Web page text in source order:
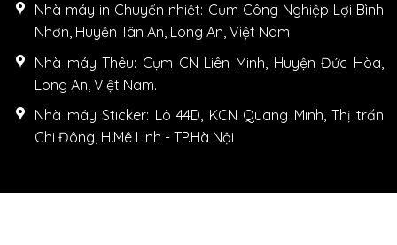
Nhà máy in Chuyển nhiệt: Cụm Công Nghiệp Lợi Bình
Nhơn, Huyện Tân An, Long An, Việt Nam
Nhà máy Thêu: Cụm CN Liên Minh, Huyện Đức Hòa,
Long An, Việt Nam.
Nhà máy Sticker: Lô 44D, KCN Quang Minh, Thị trấn
Chi Đông, H.Mê Linh - TP.Hà Nội